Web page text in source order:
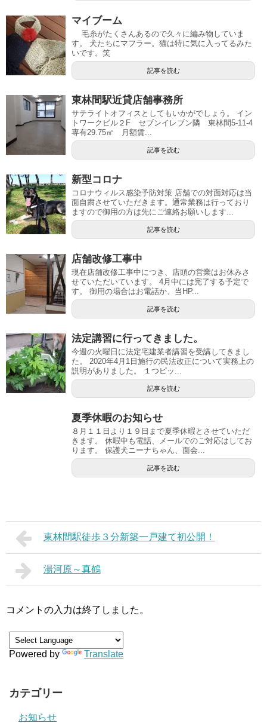
マイブーム
毛糸がたくさんあるので久々に編み物していま
す。 犬たちにマフラー。猫は特に気に入ってるみた
いです。笑
記事を読む
東林間駅近貸店舗事務所
サテライトオフィスとしてもいかがでしょう。 イン
トワークビル２F セブンイレブン隣 東林間5-11-4
専有29.75㎡ 月額賃...
記事を読む
新型コロナ
コロナウィルス感染予防対策 店舗での対面対応は当
面自粛させていただきます。通常業務は行っており
ますので御用の方は先にご連絡お願いします...
記事を読む
店舗改修工事中
現在店舗改修工事中につき、店頭の営業はお休みさ
せていただいています。 4月中には完了する予定で
す。 御用の場合はお電話か、当HP...
記事を読む
法定講習に行ってきました。
今週の火曜日に法定宅建業者講習を受講してきまし
た。 2020年4月1日施行の民法改正について実務上の
説明がありました。 １つピッ...
記事を読む
夏季休暇のお知らせ
８月１１日より１９日まで夏季休暇とさせていただ
きます。 休暇中も電話、メールでのご対応はしてお
ります。 保護犬ニーナちゃん、面会...
記事を読む
東林間駅徒歩３分新築一戸建て初公開！
湯河原～真鶴
コメントの入力は終了しました。
Powered by Translate
カテゴリー
お知らせ